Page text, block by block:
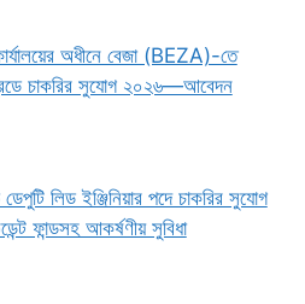
অধীনে বেজা (BEZA)-তে
চাকরির সুযোগ ২০২৬—আবেদন
লিড ইঞ্জিনিয়ার পদে চাকরির সুযোগ
ফান্ডসহ আকর্ষণীয় সুবিধা